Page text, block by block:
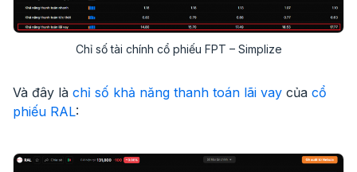
Chỉ số tài chính cổ phiếu FPT – Simplize
Và đây là chỉ số khả năng thanh toán lãi vay của cổ
phiếu RAL: